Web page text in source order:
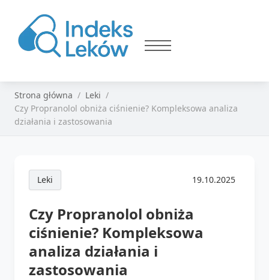
Strona główna
Leki
Czy Propranolol obniża ciśnienie? Kompleksowa analiza
działania i zastosowania
Leki 19.10.2025
Czy Propranolol obniża
ciśnienie? Kompleksowa
analiza działania i
zastosowania